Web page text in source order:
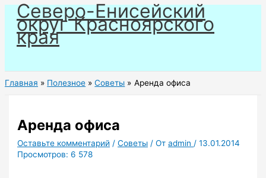
Перейти
содержимому
Северо-Енисейский
округ Красноярского
края
Главная Полезное Советы Аренда офиса
Аренда офиса
Оставьте комментарий /Советы / Отadmin /13.01.2014
Просмотров: 6 578